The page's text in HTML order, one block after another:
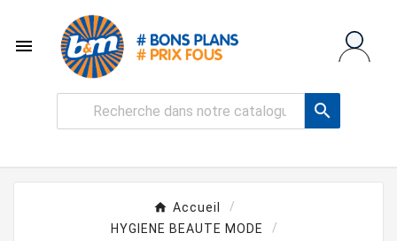


Accueil
HYGIENE BEAUTE MODE